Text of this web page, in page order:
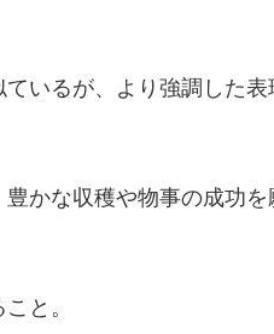
いるが、より強調した表
かな収穫や物事の成功を
と。